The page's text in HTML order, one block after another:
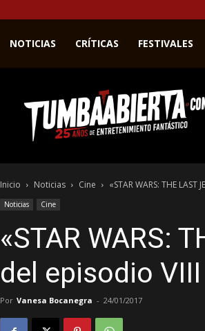
NOTICIAS CRÍTICAS FESTIVALES
web
del
entretenimiento
el
género
Inicio Noticias Cine «STAR WARS: THE
Noticias Cine
«STAR WARS:
del episodio
Por Vanesa Bocanegra - 24/01/2017